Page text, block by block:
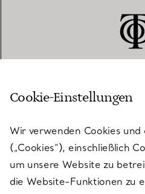
KUNDENSERVICE
SERVICES
Cookie-Einstellungen
Wir verwenden Cookies und
(„Cookies“), einschließlich
um unsere Website zu
die Website-Funktionen zu